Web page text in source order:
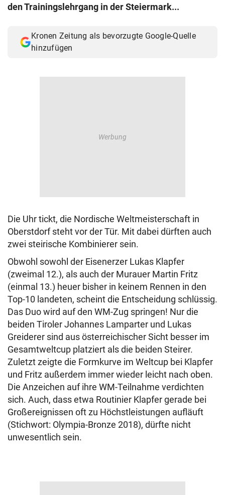
den Trainingslehrgang in der Steiermark...
Kronen Zeitung als bevorzugte Google-Quelle
hinzufügen
Die Uhr tickt, die Nordische Weltmeisterschaft in
Oberstdorf steht vor der Tür. Mit dabei dürften auch
zwei steirische Kombinierer sein.
Obwohl sowohl der Eisenerzer Lukas Klapfer
(zweimal 12.), als auch der Murauer Martin Fritz
(einmal 13.) heuer bisher in keinem Rennen in den
Top-10 landeten, scheint die Entscheidung schlüssig.
Das Duo wird auf den WM-Zug springen! Nur die
beiden Tiroler Johannes Lamparter und Lukas
Greiderer sind aus österreichischer Sicht besser im
Gesamtweltcup platziert als die beiden Steirer.
Zuletzt zeigte die Formkurve im Weltcup bei Klapfer
und Fritz außerdem immer wieder leicht nach oben.
Die Anzeichen auf ihre WM-Teilnahme verdichten
sich. Auch, dass etwa Routinier Klapfer gerade bei
Großereignissen oft zu Höchstleistungen aufläuft
(Stichwort: Olympia-Bronze 2018), dürfte nicht
unwesentlich sein.